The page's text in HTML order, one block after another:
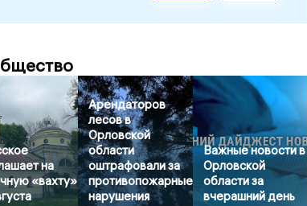
на
«вахту»
Арендаторов
лесов в
Орловской
области
оштрафовали за
противопожарные
нарушения
Важные новости в
Орловской
области за
вчерашний день